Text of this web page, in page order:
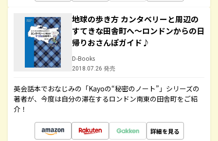
地球の歩き方 カンタベリーと周辺の
すてきな田舎町へ～ロンドンからの日
帰りおさんぽガイド♪
D-Books
2018.07.26 発売
英会話本でおなじみの「Kayoの“秘密のノート”」シリーズの
著者が、今度は自分の滞在するロンドン南東の田舎町をご紹
介！
詳細を見る